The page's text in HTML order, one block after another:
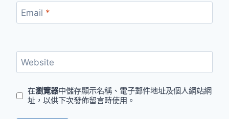
Email *
Website
在瀏覽器中儲存顯示名稱、電子郵件地址及個人網站網
址，以供下次發佈留言時使用。